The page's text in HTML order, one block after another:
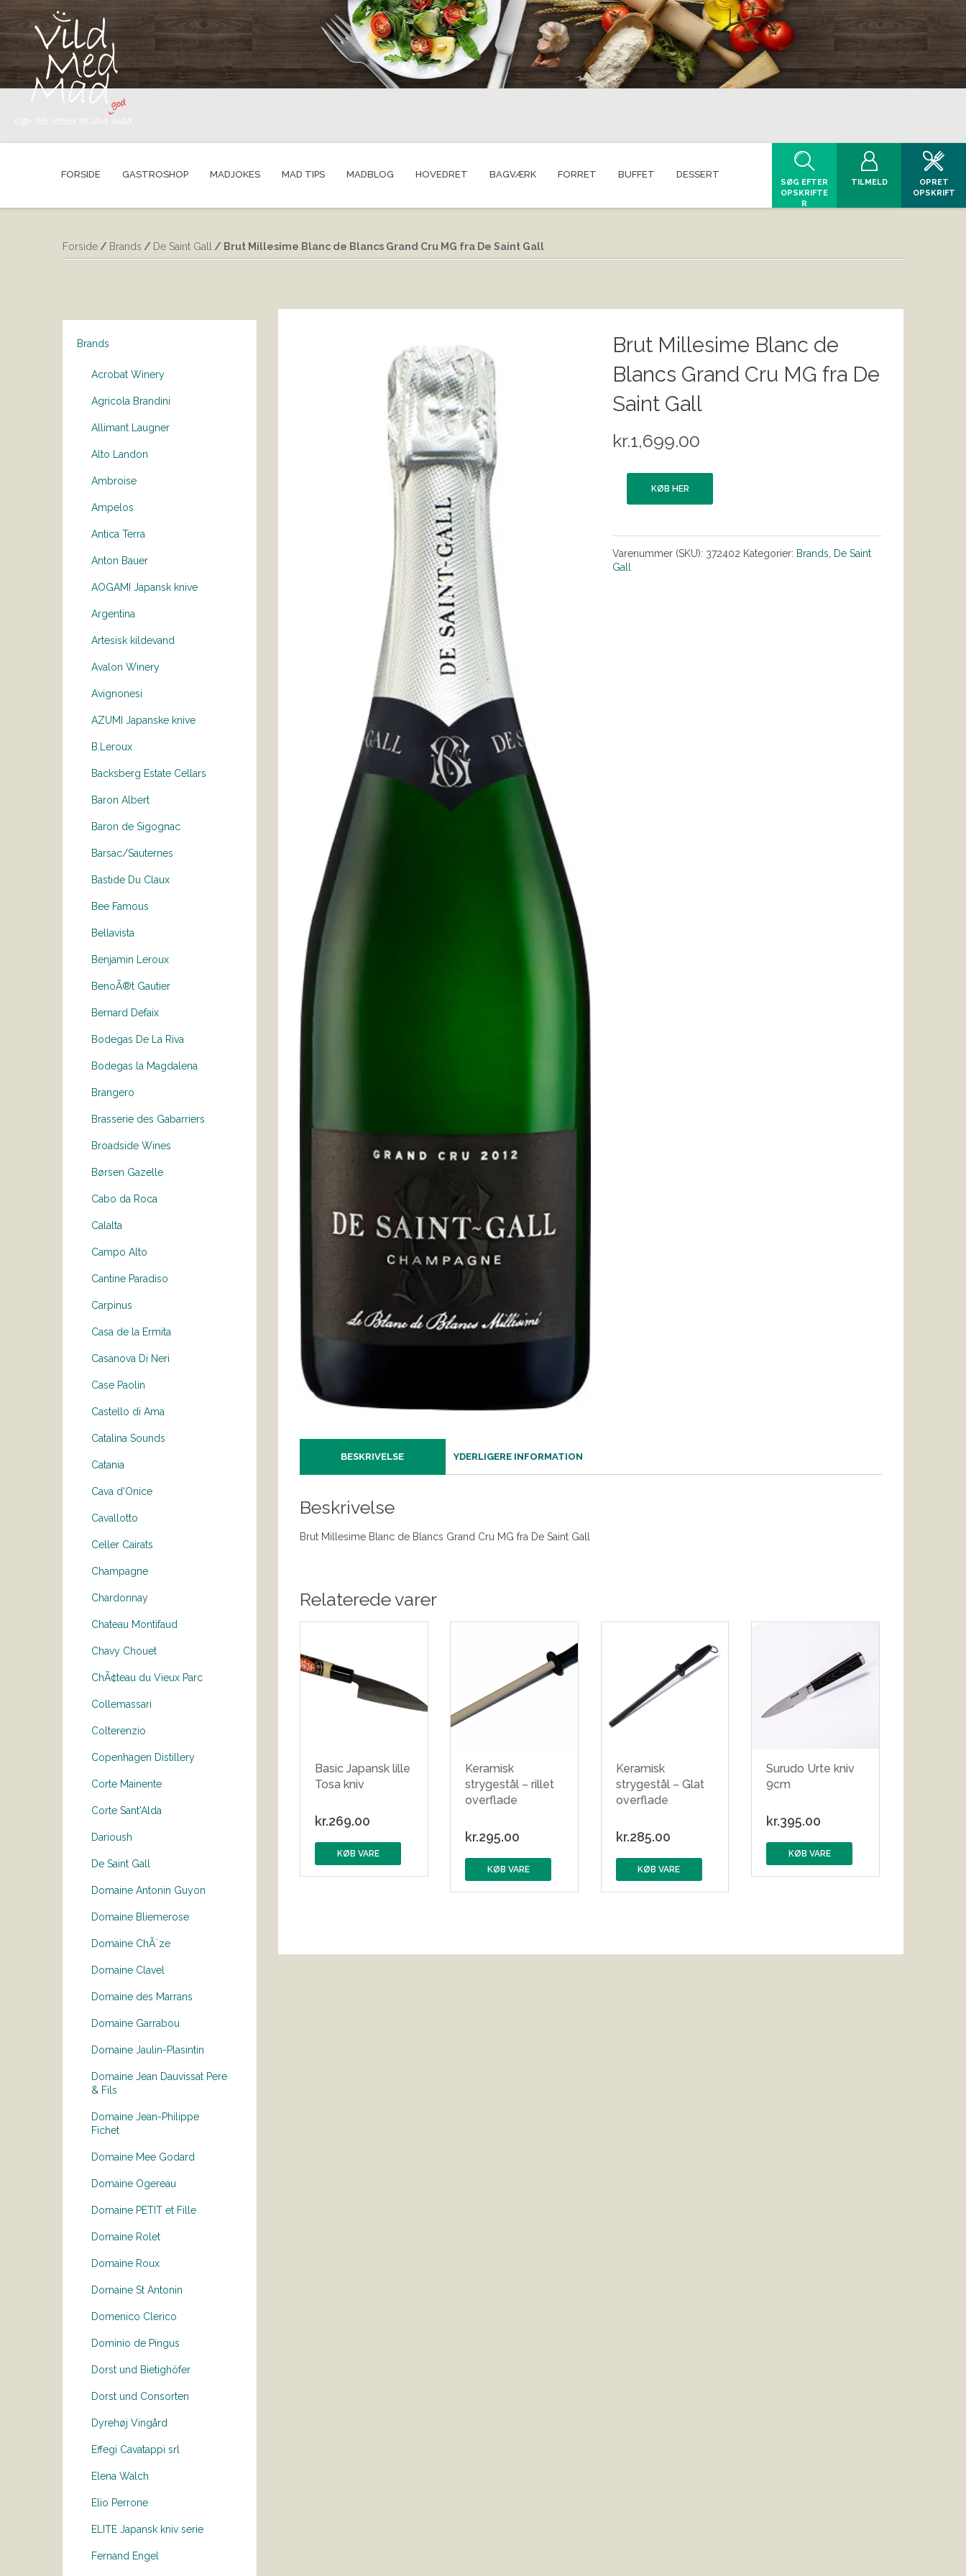
FORSIDE GASTROSHOP MADJOKES MAD TIPS MADBLOG HOVEDRET BAGVÆRK FORRET BUFFET DESSERT
SØG EFTER
OPSKRIFTE
R
TILMELD
OPRET
OPSKRIFT
Forside / Brands / De Saint Gall / Brut Millesime Blanc de Blancs Grand Cru MG fra De Saint Gall
Brands
Acrobat Winery
Agricola Brandini
Allimant Laugner
Alto Landon
Ambroise
Ampelos
Antica Terra
Anton Bauer
AOGAMI Japansk knive
Argentina
Artesisk kildevand
Avalon Winery
Avignonesi
AZUMI Japanske knive
B.Leroux
Backsberg Estate Cellars
Baron Albert
Baron de Sigognac
Barsac/Sauternes
Bastide Du Claux
Bee Famous
Bellavista
Benjamin Leroux
BenoÃ®t Gautier
Bernard Defaix
Bodegas De La Riva
Bodegas la Magdalena
Brangero
Brasserie des Gabarriers
Broadside Wines
Børsen Gazelle
Cabo da Roca
Calalta
Campo Alto
Cantine Paradiso
Carpinus
Casa de la Ermita
Casanova Di Neri
Case Paolin
Castello di Ama
Catalina Sounds
Catania
Cava d'Onice
Cavallotto
Celler Cairats
Champagne
Chardonnay
Chateau Montifaud
Chavy Chouet
ChÃ¢teau du Vieux Parc
Collemassari
Colterenzio
Copenhagen Distillery
Corte Mainente
Corte Sant'Alda
Darioush
De Saint Gall
Domaine Antonin Guyon
Domaine Bliemerose
Domaine ChÃ¨ze
Domaine Clavel
Domaine des Marrans
Domaine Garrabou
Domaine Jaulin-Plasintin
Domaine Jean Dauvissat Pere
& Fils
Domaine Jean-Philippe
Fichet
Domaine Mee Godard
Domaine Ogereau
Domaine PETIT et Fille
Domaine Rolet
Domaine Roux
Domaine St Antonin
Domenico Clerico
Dominio de Pingus
Dorst und Bietighöfer
Dorst und Consorten
Dyrehøj Vingård
Effegi Cavatappi srl
Elena Walch
Elio Perrone
ELITE Japansk kniv serie
Fernand Engel
Brut Millesime Blanc de
Blancs Grand Cru MG fra De
Saint Gall
kr.1,699.00
KØB HER
Varenummer (SKU): 372402 Kategorier: Brands
De Saint
Gall
BESKRIVELSE YDERLIGERE INFORMATION
Beskrivelse
Brut Millesime Blanc de Blancs Grand Cru MG fra De Saint Gall
Relaterede varer
Basic Japansk lille
Tosa kniv
kr.269.00
KØB VARE
Keramisk
strygestål – rillet
overflade
kr.295.00
KØB VARE
Keramisk
strygestål – Glat
overflade
kr.285.00
KØB VARE
Surudo Urte kniv
9cm
kr.395.00
KØB VARE